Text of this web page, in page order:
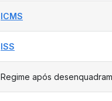
ICMS
ISS
Regime após